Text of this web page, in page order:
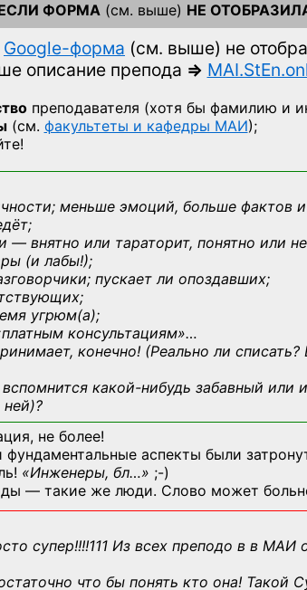
ФОРМА (см. выше) НЕ
Google-форма (см. выше) не
описание препода =>
преподавателя (хотя бы фамилию и
(см. факультеты и кафедры МАИ);
меньше эмоций, больше фактов
— внятно или тараторит, понятно или
(и лабы!);
пускает ли опоздавших;
угрюм(а);
консультациям»…
конечно! (Реально ли списать?
какой-нибудь забавный или
не более!
аспекты были
«Инженеры, бл…» ;-)
— такие же люди. Слово может
супер!!!!111 Из всех преподо в в МАИ
что бы понять кто она! Такой